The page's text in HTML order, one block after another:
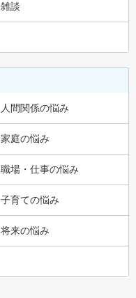
雑談
人間関係の悩み
家庭の悩み
職場・仕事の悩み
子育ての悩み
将来の悩み